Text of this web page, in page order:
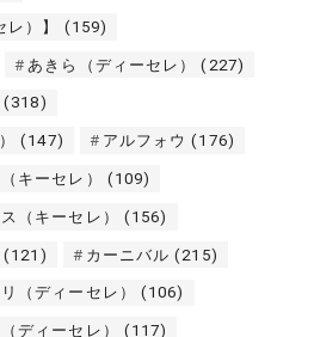
）】 (159)
あきら（ディーセレ） (227)
(318)
(147) アルフォウ (176)
キーセレ） (109)
（キーセレ） (156)
(121) カーニバル (215)
（ディーセレ） (106)
ディーセレ） (117)